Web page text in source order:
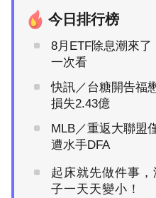
今日排行榜
8月ETF除息潮來了
一次看
快訊／台糖開告福
損失2.43億
MLB／重返大聯盟
遭水手DFA
起床就先做件事
子一天天變小！